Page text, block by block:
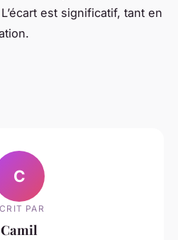
est significatif, tant en
C
PAR
Camil